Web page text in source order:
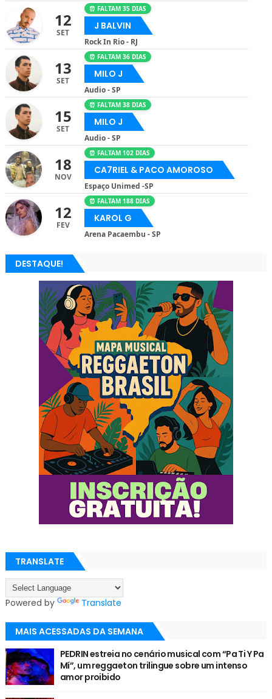
12
SET
⏰ FALTAM 35 DIAS
J BALVIN
Rock In Rio - RJ
13
SET
⏰ FALTAM 36 DIAS
MILO J
Audio - SP
15
SET
⏰ FALTAM 38 DIAS
MILO J
Audio - SP
18
NOV
⏰ FALTAM 102 DIAS
CA7RIEL & PACO AMOROSO
Espaço Unimed -SP
12
FEV
⏰ FALTAM 188 DIAS
KAROL G
Arena Pacaembu - SP
DESTAQUE!
TRANSLATE
Powered by Translate
MAIS ACESSADAS DA SEMANA
PEDRIN estreia no cenário musical com “Pa Ti Y Pa
Mí”, um reggaeton trilingue sobre um intenso
amor proibido